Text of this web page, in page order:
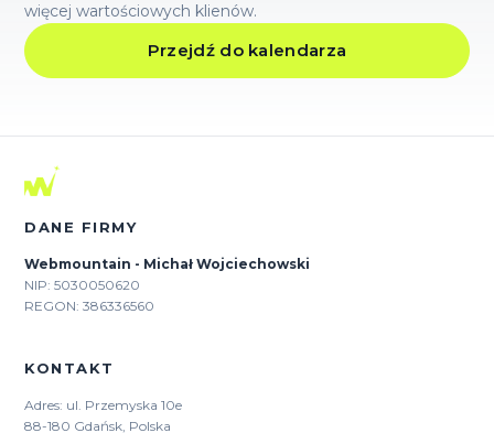
więcej wartościowych klienów.
Przejdź do kalendarza
DANE FIRMY
Webmountain - Michał Wojciechowski
NIP: 5030050620
REGON: 386336560
KONTAKT
Adres: ul. Przemyska 10e
88-180 Gdańsk, Polska